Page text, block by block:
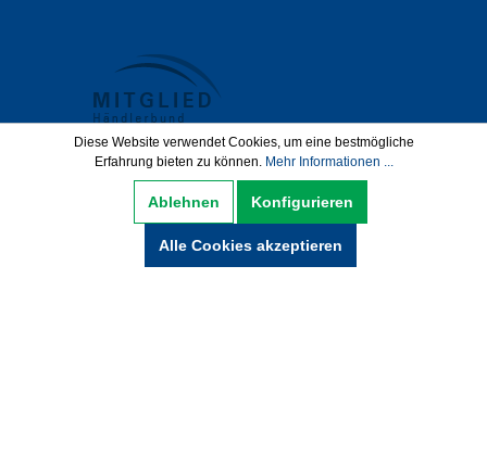
Datenschutz AGB
Impressum
Hinweise zur Batterieentsorgung
Diese Website verwendet Cookies, um eine bestmögliche
Erfahrung bieten zu können. Mehr Informationen ...
Ablehnen Konfigurieren
Alle Cookies akzeptieren